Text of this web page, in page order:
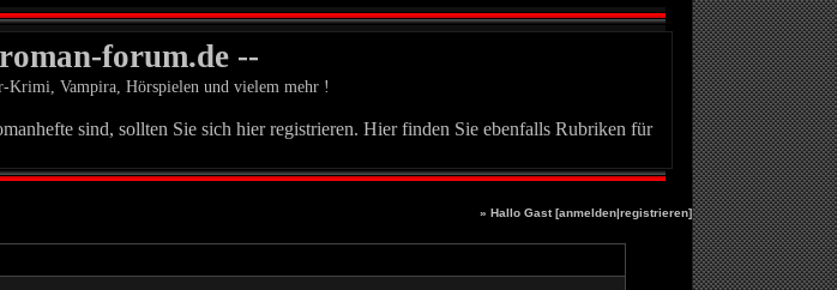
forum.de --
Krimi, Vampira, Hörspielen und vielem mehr !
sind, sollten Sie sich hier registrieren. Hier finden Sie ebenfalls Rubriken für
» Hallo Gast [anmelden|registrieren]